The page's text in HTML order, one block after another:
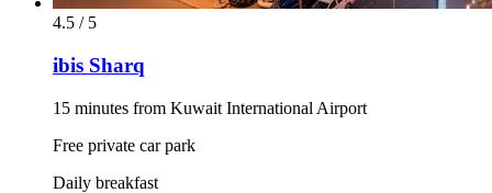
4.5 / 5
ibis Sharq
15 minutes from Kuwait International Airport
Free private car park
Daily breakfast